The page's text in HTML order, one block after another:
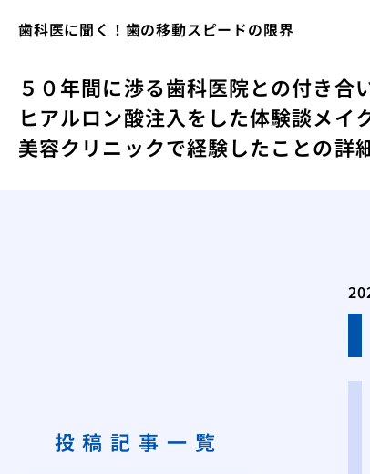
歯科医に聞く！歯の移動スピードの限界
５０年間に渉る歯科医院との付き合
ヒアルロン酸注入をした体験談メイ
美容クリニックで経験したことの詳
投稿記事一覧